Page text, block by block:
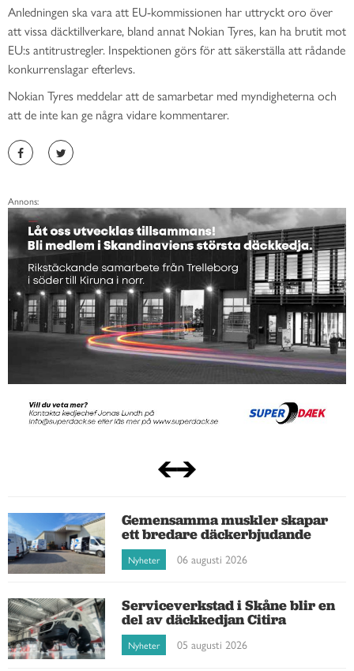
Anledningen ska vara att EU-kommissionen har uttryckt oro över
att vissa däcktillverkare, bland annat Nokian Tyres, kan ha brutit mot
EU:s antitrustregler. Inspektionen görs för att säkerställa att rådande
konkurrenslagar efterlevs.
Nokian Tyres meddelar att de samarbetar med myndigheterna och
att de inte kan ge några vidare kommentarer.
Annons:
Gemensamma muskler skapar
ett bredare däckerbjudande
Nyheter 06 augusti 2026
Serviceverkstad i Skåne blir en
del av däckkedjan Citira
Nyheter 05 augusti 2026